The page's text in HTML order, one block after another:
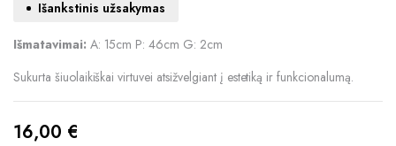
Išankstinis užsakymas
Išmatavimai: A: 15cm P: 46cm G: 2cm
Sukurta šiuolaikiškai virtuvei atsižvelgiant į estetiką ir funkcionalumą.
16,00 €